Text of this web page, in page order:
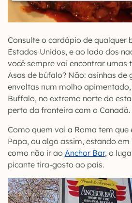
Consulte o cardápio de qualquer
Estados Unidos, e ao lado dos
você sempre vai encontrar umas
Asas de búfalo? Não: asinhas de
envoltas num molho
Buffalo, no extremo norte do
perto da fronteira com o Canadá.
Como quem vai a Roma tem que
Papa, ou algo assim, estando
como não ir ao Anchor Bar, o
picante tira-gosto ao país.